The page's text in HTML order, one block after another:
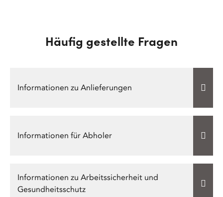
Häufig gestellte Fragen
Informationen zu Anlieferungen
Informationen für Abholer
Informationen zu Arbeitssicherheit und
Gesundheitsschutz